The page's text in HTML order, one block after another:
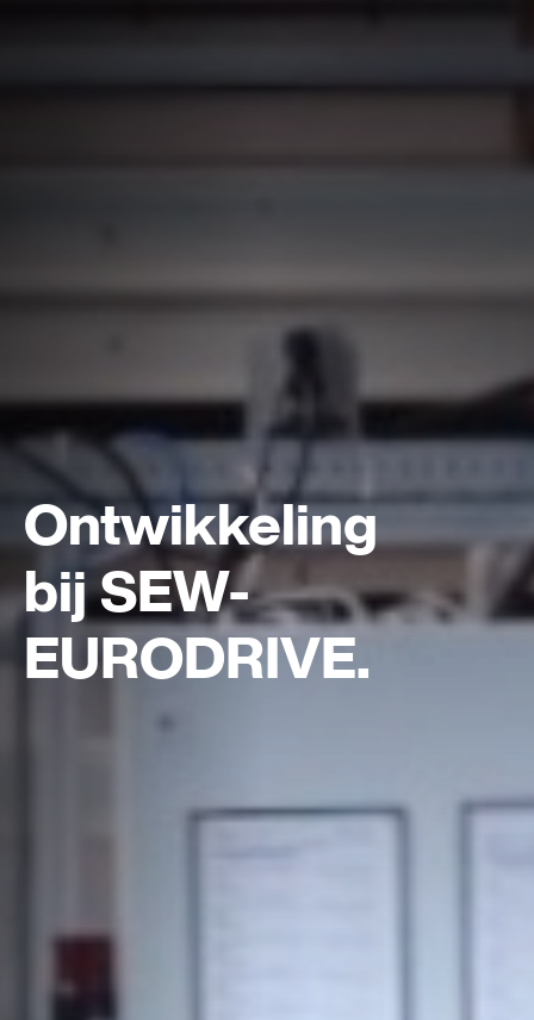
Ontwikkeling
bij SEW-
EURODRIVE.